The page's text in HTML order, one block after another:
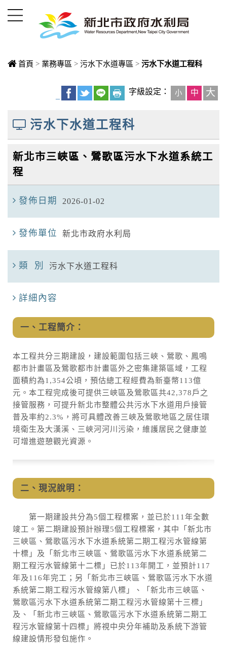
首頁 > 業務專區 > 污水下水道專區 > 污水下水道工程科
字級設定： 小 中 大
污水下水道工程科
新北市三峽區、鶯歌區污水下水道系統工
程
發佈日期 2026-01-02
發佈單位 新北市政府水利局
類 別 污水下水道工程科
詳細內容
一、工程簡介：
本工程共分三期建設，建設範圍包括三峽、鶯歌、鳳鳴
都市計畫區及鶯歌都市計畫區外之密集建築區域，工程
面積約為1,354公頃，預估總工程經費為新臺幣113億
元。本工程完成後可提供三峽區及鶯歌區共42,378戶之
接管服務，可提升新北市整體公共污水下水道用戶接管
普及率約2.3%，將可具體改善三峽及鶯歌地區之居住環
境衛生及大漢溪、三峽河河川污染，維護居民之健康並
可增進遊憩觀光資源。
二、現況說明：
第一期建設共分為5個工程標案，並已於111年全數
竣工。第二期建設預計辦理5個工程標案，其中「新北市
三峽區、鶯歌區污水下水道系統第二期工程污水管線第
十標」及「新北市三峽區、鶯歌區污水下水道系統第二
期工程污水管線第十二標」已於113年開工，並預計117
年及116年完工；另「新北市三峽區、鶯歌區污水下水道
系統第二期工程污水管線第八標」、「新北市三峽區、
鶯歌區污水下水道系統第二期工程污水管線第十三標」
及、「新北市三峽區、鶯歌區污水下水道系統第二期工
程污水管線第十四標」將視中央分年補助及系統下游管
線建設情形發包施作。